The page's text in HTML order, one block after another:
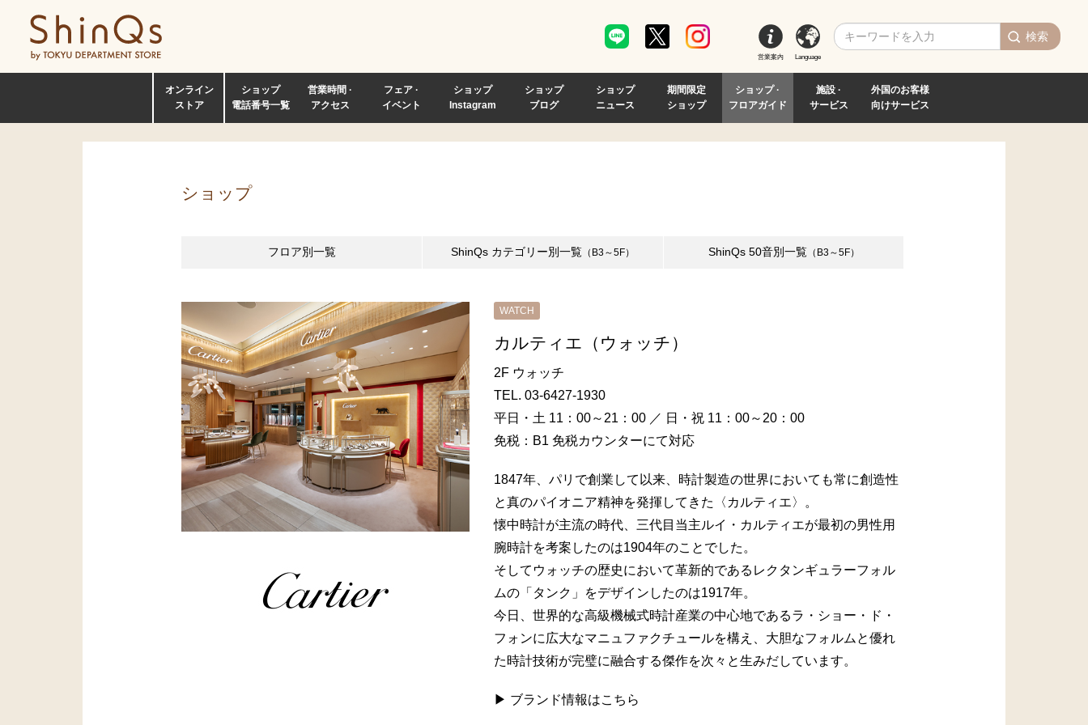
営業案内 Language
検索
オンライン
ストア
ショップ
電話番号一覧
営業時間 ·
アクセス
フェア ·
イベント
ショップ
Instagram
ショップ
ブログ
ショップ
ニュース
期間限定
ショップ
ショップ ·
フロアガイド
施設 ·
サービス
外国のお客様
向けサービス
ショップ
フロア別一覧 ShinQs カテゴリー別一覧 （B3～5F） ShinQs 50音別一覧 （B3～5F）
WATCH
カルティエ（ウォッチ）
2F ウォッチ
TEL. 03-6427-1930
平日・土 11：00～21：00 ／ 日・祝 11：00～20：00
免税：B1 免税カウンターにて対応
1847年、パリで創業して以来、時計製造の世界においても常に創造性
と真のパイオニア精神を発揮してきた〈カルティエ〉。
懐中時計が主流の時代、三代目当主ルイ・カルティエが最初の男性用
腕時計を考案したのは1904年のことでした。
そしてウォッチの歴史において革新的であるレクタンギュラーフォル
ムの「タンク」をデザインしたのは1917年。
今日、世界的な高級機械式時計産業の中心地であるラ・ショー・ド・
フォンに広大なマニュファクチュールを構え、大胆なフォルムと優れ
た時計技術が完璧に融合する傑作を次々と生みだしています。
▶ ブランド情報はこちら